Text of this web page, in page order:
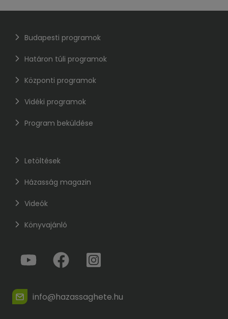
Budapesti programok
Határon túli programok
Központi programok
Vidéki programok
Program beküldése
Letöltések
Házasság magazin
Videók
Könyvajánló
info@hazassaghete.hu